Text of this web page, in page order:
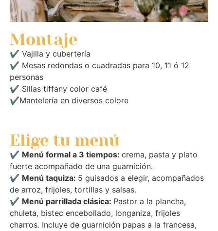
Montaje
✔ Vajilla y cubertería
✔ Mesas redondas o cuadradas para 10, 11 ó 12
personas
✔ Sillas tiffany color café
✔Mantelería en diversos colore
Elige tu menú
✔ Menú formal a 3 tiempos: crema, pasta y plato
fuerte acompañado de una guarnición.
✔ Menú taquiza: 5 guisados a elegir, acompañados
de arroz, frijoles, tortillas y salsas.
✔ Menú parrillada clásica: Pastor a la plancha,
chuleta, bistec encebollado, longaniza, frijoles
charros. Incluye de guarnición papas a la francesa,